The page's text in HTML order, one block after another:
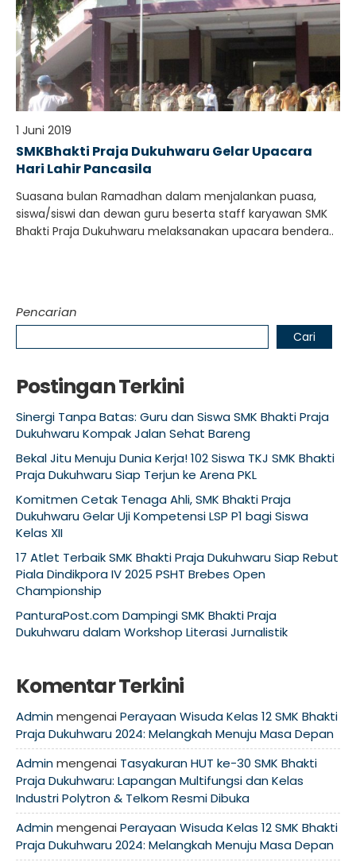
1 Juni 2019
SMKBhakti Praja Dukuhwaru Gelar Upacara
Hari Lahir Pancasila
Suasana bulan Ramadhan dalam menjalankan puasa,
siswa/siswi dan dewan guru beserta staff karyawan SMK
Bhakti Praja Dukuhwaru melaksanakan upacara bendera..
Pencarian
Cari
Postingan Terkini
Sinergi Tanpa Batas: Guru dan Siswa SMK Bhakti Praja
Dukuhwaru Kompak Jalan Sehat Bareng
Bekal Jitu Menuju Dunia Kerja! 102 Siswa TKJ SMK Bhakti
Praja Dukuhwaru Siap Terjun ke Arena PKL
Komitmen Cetak Tenaga Ahli, SMK Bhakti Praja
Dukuhwaru Gelar Uji Kompetensi LSP P1 bagi Siswa
Kelas XII
17 Atlet Terbaik SMK Bhakti Praja Dukuhwaru Siap Rebut
Piala Dindikpora IV 2025 PSHT Brebes Open
Championship
PanturaPost.com Dampingi SMK Bhakti Praja
Dukuhwaru dalam Workshop Literasi Jurnalistik
Komentar Terkini
Adminmengenai Perayaan Wisuda Kelas 12 SMK Bhakti
Praja Dukuhwaru 2024: Melangkah Menuju Masa Depan
Adminmengenai Tasyakuran HUT ke-30 SMK Bhakti
Praja Dukuhwaru: Lapangan Multifungsi dan Kelas
Industri Polytron & Telkom Resmi Dibuka
Adminmengenai Perayaan Wisuda Kelas 12 SMK Bhakti
Praja Dukuhwaru 2024: Melangkah Menuju Masa Depan